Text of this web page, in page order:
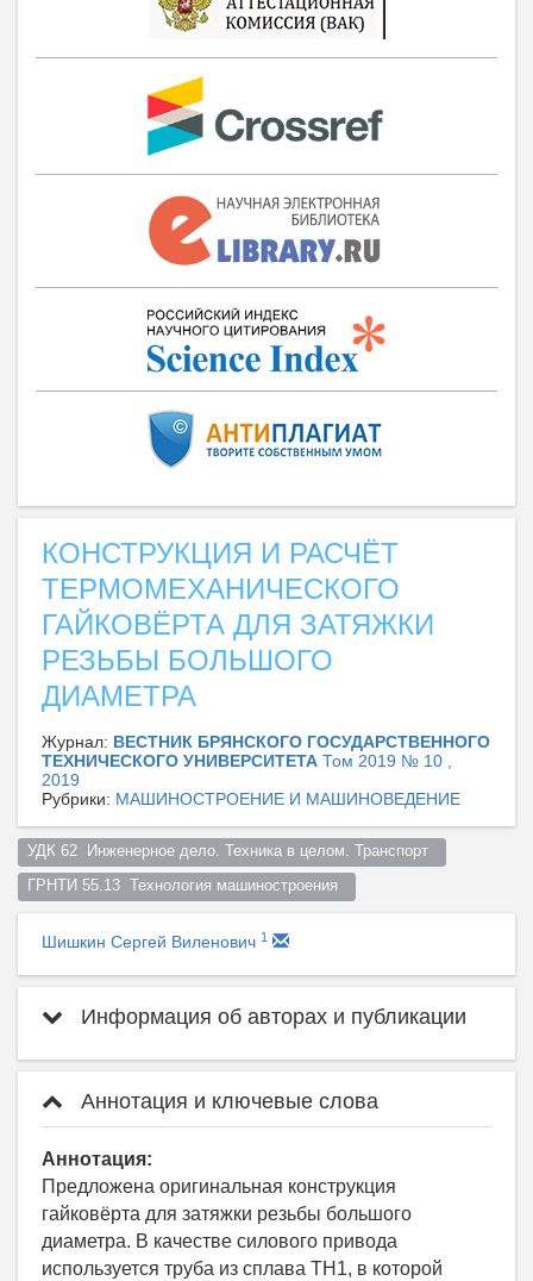
КОНСТРУКЦИЯ И РАСЧЁТ
ТЕРМОМЕХАНИЧЕСКОГО
ГАЙКОВЁРТА ДЛЯ ЗАТЯЖКИ
РЕЗЬБЫ БОЛЬШОГО
ДИАМЕТРА
Журнал: ВЕСТНИК БРЯНСКОГО ГОСУДАРСТВЕННОГО
ТЕХНИЧЕСКОГО УНИВЕРСИТЕТА Том 2019 № 10 ,
2019
Рубрики: МАШИНОСТРОЕНИЕ И МАШИНОВЕДЕНИЕ
УДК 62  Инженерное дело. Техника в целом. Транспорт
ГРНТИ 55.13  Технология машиностроения
Шишкин Сергей Виленович 1
Информация об авторах и публикации
Аннотация и ключевые слова
Аннотация:
Предложена оригинальная конструкция
гайковёрта для затяжки резьбы большого
диаметра. В качестве силового привода
используется труба из сплава ТН1, в которой